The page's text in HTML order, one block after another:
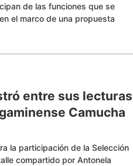
de las funciones que se
el marco de una propuesta
entre sus lecturas
Camucha
la participación de la Selección
compartido por Antonela